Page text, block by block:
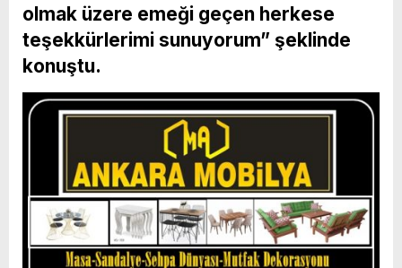
olmak üzere emeği geçen herkese
teşekkürlerimi sunuyorum” şeklinde
konuştu.